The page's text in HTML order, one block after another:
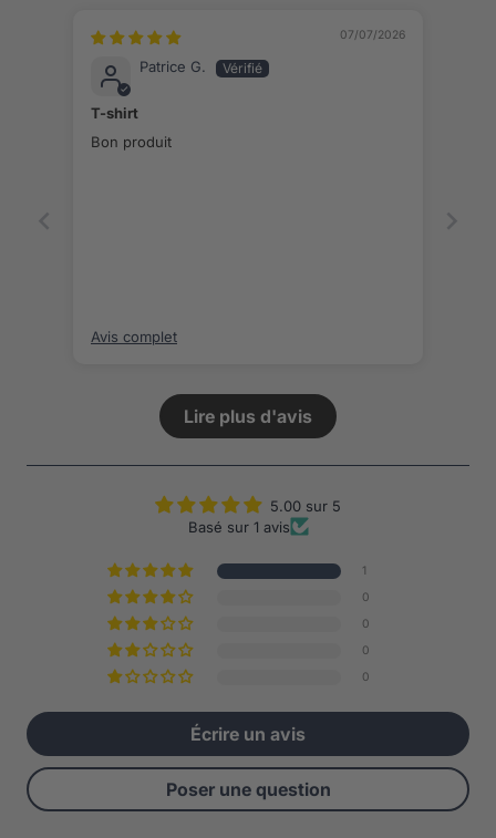
07/07/2026
Patrice G.
T-shirt
Bon produit
Avis complet
Lire plus d'avis
5.00 sur 5
Basé sur 1 avis
1
0
0
0
0
Écrire un avis
Poser une question